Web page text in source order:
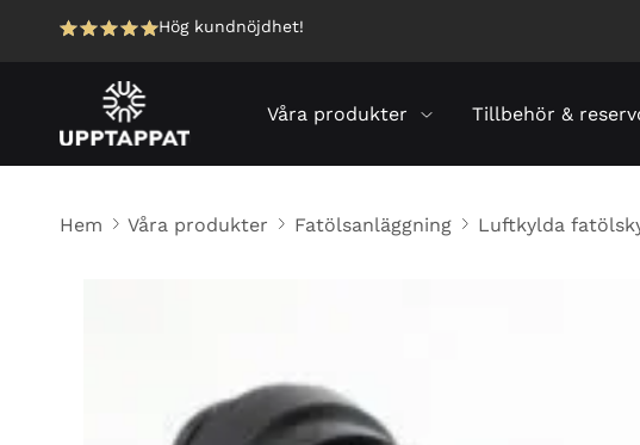
Hög kundnöjdhet!
Våra produkter Tillbehör &
Hem Våra produkter Fatölsanläggning Luftkylda